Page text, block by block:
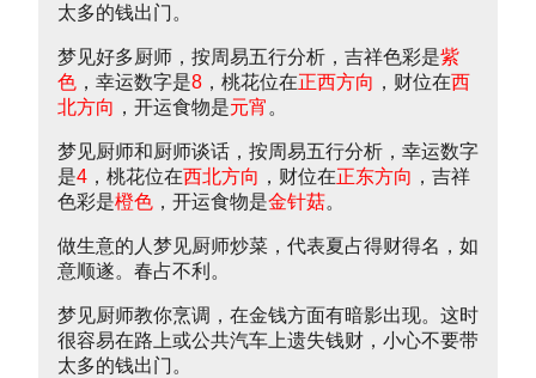
太多的钱出门。
梦见好多厨师，按周易五行分析，吉祥色彩是紫
色 ，幸运数字是8 ，桃花位在正西方向 ，财位在西
北方向 ，开运食物是元宵 。
梦见厨师和厨师谈话，按周易五行分析，幸运数字
是4 ，桃花位在西北方向 ，财位在正东方向 ，吉祥
色彩是橙色 ，开运食物是金针菇。
做生意的人梦见厨师炒菜，代表夏占得财得名，如
意顺遂。春占不利。
梦见厨师教你烹调，在金钱方面有暗影出现。这时
很容易在路上或公共汽车上遗失钱财，小心不要带
太多的钱出门。